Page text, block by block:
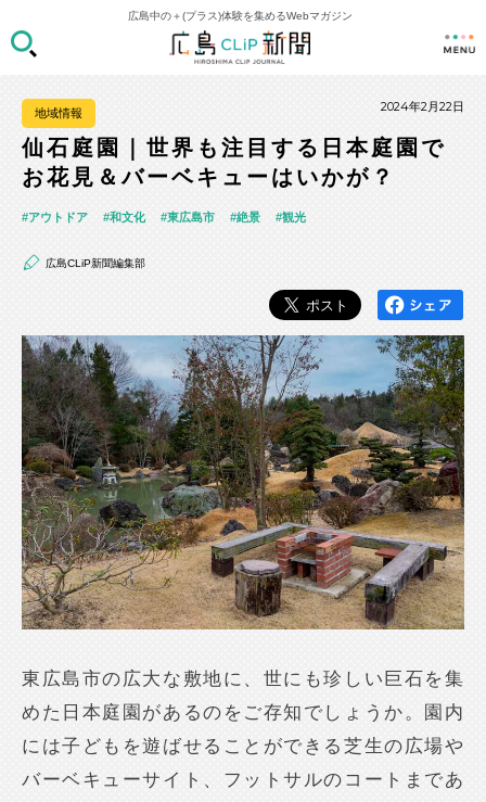
広島中の＋(プラス)体験を集めるWebマガジン
地域情報 2024年2月22日
仙石庭園｜世界も注目する日本庭園で
お花見＆バーベキューはいかが？
アウトドア 和文化 東広島市 絶景 観光
広島CLiP新聞編集部
東広島市の広大な敷地に、世にも珍しい巨石を集
めた日本庭園があるのをご存知でしょうか。園内
には子どもを遊ばせることができる芝生の広場や
バーベキューサイト、フットサルのコートまであ